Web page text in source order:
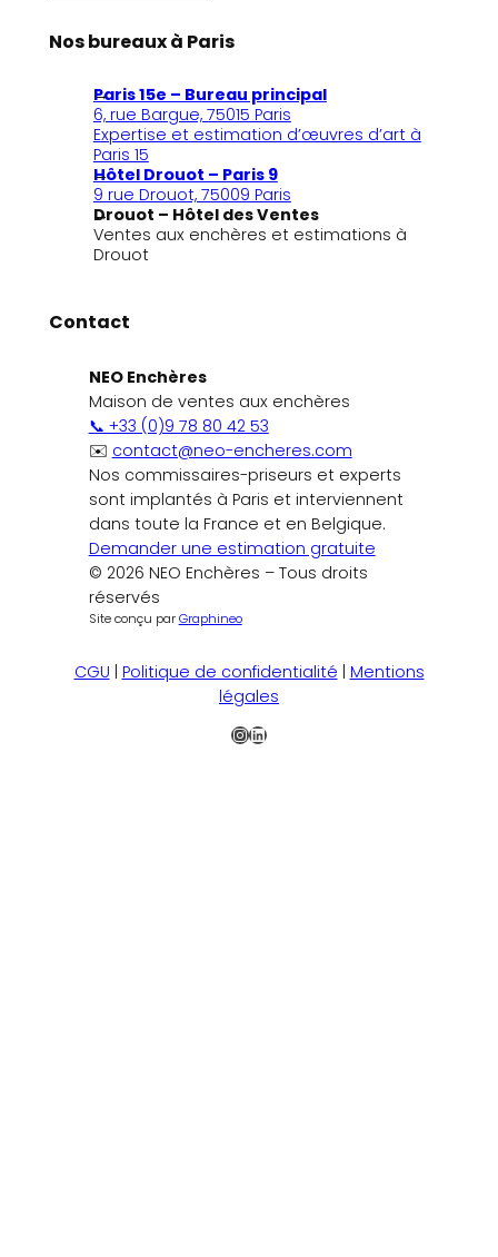
Nos bureaux à Paris
Paris 15e – Bureau principal
6, rue Bargue, 75015 Paris
Expertise et estimation d’œuvres d’art à
Paris 15
Hôtel Drouot – Paris 9
9 rue Drouot, 75009 Paris
Drouot – Hôtel des Ventes
Ventes aux enchères et estimations à
Drouot
Contact
NEO Enchères
Maison de ventes aux enchères
📞 +33 (0)9 78 80 42 53
✉️ contact@neo-encheres.com
Nos commissaires-priseurs et experts
sont implantés à Paris et interviennent
dans toute la France et en Belgique.
Demander une estimation gratuite
© 2026 NEO Enchères – Tous droits
réservés
Site conçu parGraphineo
CGU Politique de confidentialité Mentions
légales
Instagram
LinkedIn